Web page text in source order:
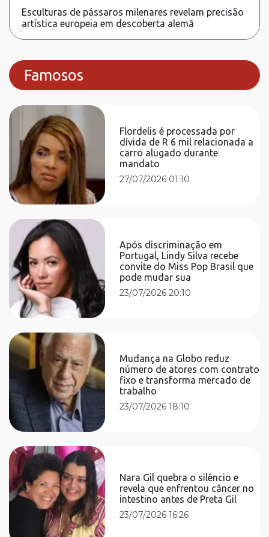
Esculturas de pássaros milenares revelam precisão
artística europeia em descoberta alemã
Famosos
Flordelis é processada por
dívida de R 6 mil relacionada a
carro alugado durante
mandato
27/07/2026 01:10
Após discriminação em
Portugal, Lindy Silva recebe
convite do Miss Pop Brasil que
pode mudar sua
23/07/2026 20:10
Mudança na Globo reduz
número de atores com contrato
fixo e transforma mercado de
trabalho
23/07/2026 18:10
Nara Gil quebra o silêncio e
revela que enfrentou câncer no
intestino antes de Preta Gil
23/07/2026 16:26